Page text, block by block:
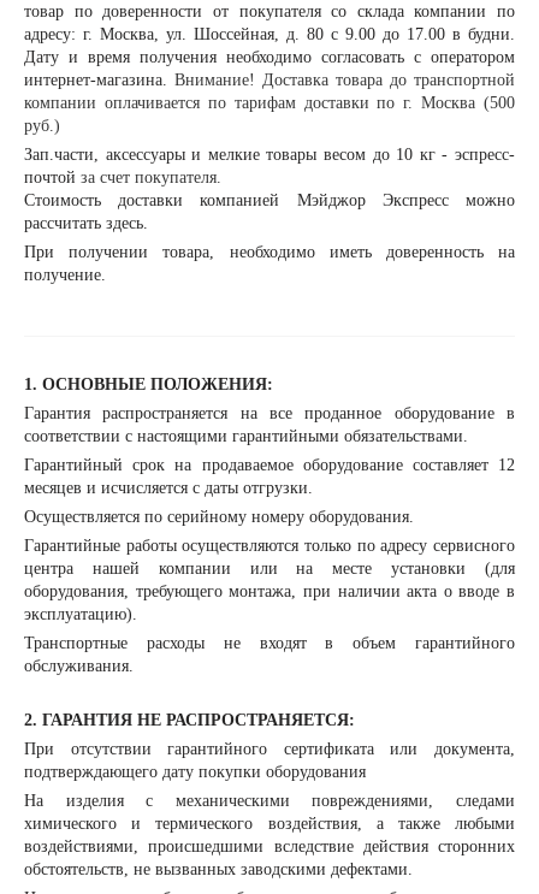
товар по доверенности от покупателя со склада компании по
адресу: г. Москва, ул. Шоссейная, д. 80 с 9.00 до 17.00 в будни.
Дату и время получения необходимо согласовать с оператором
интернет-магазина. Внимание! Доставка товара до транспортной
компании оплачивается по тарифам доставки по г. Москва (500
руб.)
Зап.части, аксессуары и мелкие товары весом до 10 кг - эспресс-
почтой за счет покупателя.
Стоимость доставки компанией Мэйджор Экспресс можно
рассчитать здесь.
При получении товара, необходимо иметь доверенность на
получение.
1. ОСНОВНЫЕ ПОЛОЖЕНИЯ:
Гарантия распространяется на все проданное оборудование в
соответствии с настоящими гарантийными обязательствами.
Гарантийный срок на продаваемое оборудование составляет 12
месяцев и исчисляется с даты отгрузки.
Осуществляется по серийному номеру оборудования.
Гарантийные работы осуществляются только по адресу сервисного
центра нашей компании или на месте установки (для
оборудования, требующего монтажа, при наличии акта о вводе в
эксплуатацию).
Транспортные расходы не входят в объем гарантийного
обслуживания.
2. ГАРАНТИЯ НЕ РАСПРОСТРАНЯЕТСЯ:
При отсутствии гарантийного сертификата или документа,
подтверждающего дату покупки оборудования
На изделия с механическими повреждениями, следами
химического и термического воздействия, а также любыми
воздействиями, происшедшими вследствие действия сторонних
обстоятельств, не вызванных заводскими дефектами.